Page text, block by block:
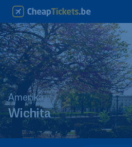
Amerika
Wichita